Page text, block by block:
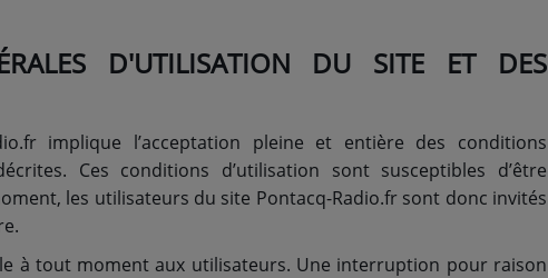
D'UTILISATION DU SITE ET DES
implique l’acceptation pleine et entière des conditions
Ces conditions d’utilisation sont susceptibles d’être
les utilisateurs du site Pontacq-Radio.fr sont donc invités
à tout moment aux utilisateurs. Une interruption pour raison